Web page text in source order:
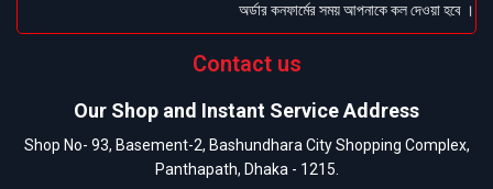
অর্ডার কনফার্মের সময় আপনাকে কল দেওয়া হবে ।
Contact us
Our Shop and Instant Service Address
Shop No- 93, Basement-2, Bashundhara City Shopping Complex,
Panthapath, Dhaka - 1215.